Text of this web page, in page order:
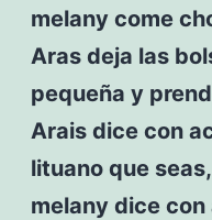
melany come
Aras deja las
pequeña y
Arais dice con
lituano que
melany dice